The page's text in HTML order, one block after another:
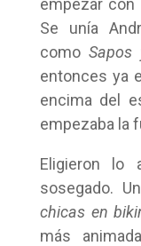
empezar con
Se unía
comoSapos
entonces ya
encima del
empezaba la
Eligieron lo
sosegado.
chicas en
más